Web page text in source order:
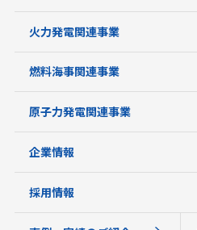
火力発電関連事業
燃料海事関連事業
原子力発電関連事業
企業情報
採用情報